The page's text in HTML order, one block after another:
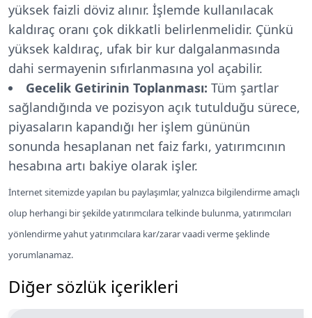
yüksek faizli döviz alınır. İşlemde kullanılacak
kaldıraç oranı çok dikkatli belirlenmelidir. Çünkü
yüksek kaldıraç, ufak bir kur dalgalanmasında
dahi sermayenin sıfırlanmasına yol açabilir.
Gecelik Getirinin Toplanması: Tüm şartlar
sağlandığında ve pozisyon açık tutulduğu sürece,
piyasaların kapandığı her işlem gününün
sonunda hesaplanan net faiz farkı, yatırımcının
hesabına artı bakiye olarak işler.
İnternet sitemizde yapılan bu paylaşımlar, yalnızca bilgilendirme amaçlı
olup herhangi bir şekilde yatırımcılara telkinde bulunma, yatırımcıları
yönlendirme yahut yatırımcılara kar/zarar vaadi verme şeklinde
yorumlanamaz.
Diğer sözlük içerikleri